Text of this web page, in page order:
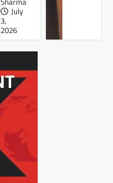
July
3,
2026